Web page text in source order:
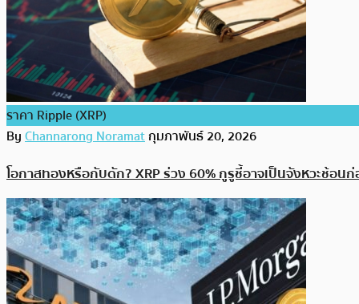
ราคา Ripple (XRP)
ByChannarong Noramatกุมภาพันธ์ 20, 2026
โอกาสทองหรือกับดัก? XRP ร่วง 60% กูรูชี้อาจเป็นจังหวะช้อน